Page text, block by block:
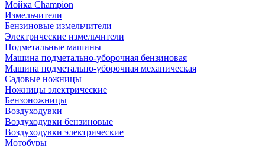
Мойка Champion
Измельчители
Бензиновые измельчители
Электрические измельчители
Подметальные машины
Машина подметально-уборочная бензиновая
Машина подметально-уборочная механическая
Садовые ножницы
Ножницы электрические
Бензоножницы
Воздуходувки
Воздуходувки бензиновые
Воздуходувки электрические
Мотобуры